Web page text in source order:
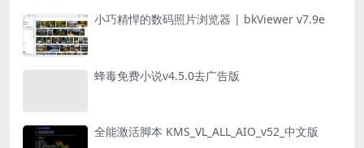
小巧精悍的数码照片浏览器 | bkViewer v7.9e
蜂毒免费小说v4.5.0去广告版
全能激活脚本 KMS_VL_ALL_AIO_v52_中文版